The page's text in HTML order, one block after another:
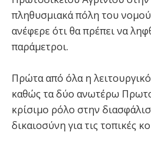
πληθυσμιακά πόλη του
ανέφερε ότι θα πρέπει να
παράμετροι.
Πρώτα από όλα η
καθώς τα δύο ανωτέρω
κρίσιμο ρόλο στην
δικαιοσύνη για τις τοπικές